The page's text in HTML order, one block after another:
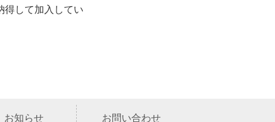
得して加入してい
お知らせ お問い合わせ